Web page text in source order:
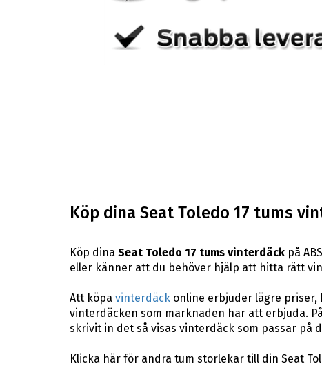
Köp dina Seat Toledo 17 tums
Köp dina Seat Toledo 17 tums vinterdäckpå
eller känner att du behöver hjälp att hitta rätt
Att köpa vinterdäckonline erbjuder lägre priser,
vinterdäcken som marknaden har att erbjuda.
skrivit in det så visas vinterdäck som passar på
Klicka här för andra tum storlekar till din Seat